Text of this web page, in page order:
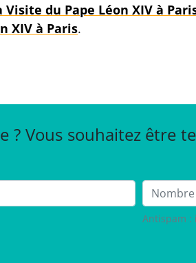
du Pape Léon XIV à
XIV à Paris.
? Vous souhaitez être
Nombre
Antispam :